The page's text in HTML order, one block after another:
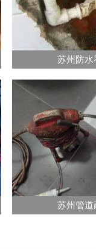
苏州防
苏州管